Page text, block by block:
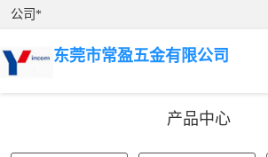
公司*
东莞市常盈五金有限公司
产品中心